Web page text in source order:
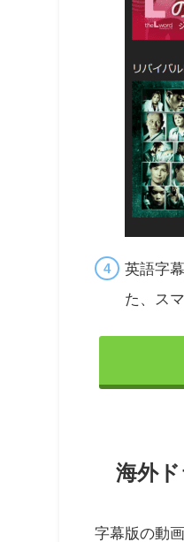
英語字
た、ス
海外
字幕版の動